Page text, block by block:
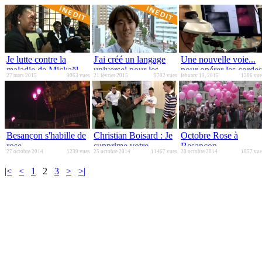
Je lutte contre la
maladie de Mickaël
Jackson
27 mars 2015 9063 vues
J'ai créé un langage
universel pour les
sourds et muets
21 février 2015 9702 vues
Une nouvelle voie...
pour opérer les cordes
vocales
febuary 19, 2015 1286
Besançon s'habille de
rose...
27 octobre 2014 1239 vues
Christian Boisard : Je
supprime votre
bégaiement en moins
25 octobre 2014 11467 vues
Octobre Rose à
Besançon
20 octobre 2014 1857
|< < 1 2 3 > >|